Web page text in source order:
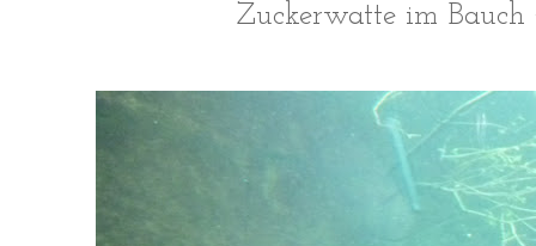
Zuckerwatte im